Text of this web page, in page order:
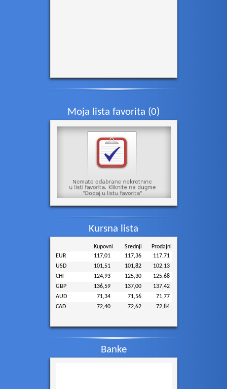
Moja lista favorita (0)
Kursna lista
Kupovni Srednji
Prodajni
EUR
117,01 117,36
117,71
USD
101,51 101,82
102,13
CHF
124,93 125,30
125,68
GBP
136,59 137,00
137,42
AUD
71,34 71,56
71,77
CAD
72,40 72,62 72,84
Banke
Grupa „Volim Košutnjak“ sutra...
Sek od zvižduka do aplauza - K...
U hitnoj pomoći najviše se jav...